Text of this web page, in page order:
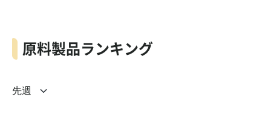
原料製品ランキング